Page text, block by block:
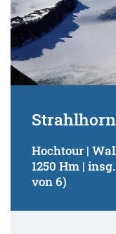
Hochtour |
1250 Hm |
von 6)